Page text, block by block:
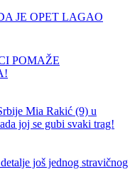
JE OPET LAGAO
POMAŽE
Mia Rakić (9) u
joj se gubi svaki trag!
još jednog stravičnog